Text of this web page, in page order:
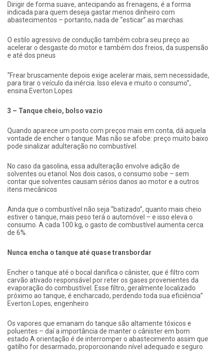
Dirigir de forma suave, antecipando as frenagens, é a forma
indicada para quem deseja gastar menos dinheiro com
abastecimentos – portanto, nada de “esticar” as marchas.
O estilo agressivo de condução também cobra seu preço ao
acelerar o desgaste do motor e também dos freios, da suspensão
e até dos pneus
“Frear bruscamente depois exige acelerar mais, sem necessidade,
para tirar o veículo da inércia. Isso eleva e muito o consumo”,
ensina Everton Lopes
3 – Tanque cheio, bolso vazio
Quando aparece um posto com preços mais em conta, dá aquela
vontade de encher o tanque. Mas não se afobe: preço muito baixo
pode sinalizar adulteração no combustível.
No caso da gasolina, essa adulteração envolve adição de
solventes ou etanol. Nos dois casos, o consumo sobe – sem
contar que solventes causam sérios danos ao motor e a outros
itens mecânicos
Ainda que o combustível não seja “batizado”, quanto mais cheio
estiver o tanque, mais peso terá o automóvel – e isso eleva o
consumo. A cada 100 kg, o gasto de combustível aumenta cerca
de 6%.
Nunca encha o tanque até quase transbordar
Encher o tanque até o bocal danifica o cânister, que é filtro com
carvão ativado responsável por reter os gases provenientes da
evaporação do combustível. Esse filtro, geralmente localizado
próximo ao tanque, é encharcado, perdendo toda sua eficiência”
Everton Lopes, engenheiro
Os vapores que emanam do tanque são altamente tóxicos e
poluentes – daí a importância de manter o cânister em bom
estado A orientação é de interromper o abastecimento assim que
gatilho for desarmado, proporcionando nível adequado e seguro.